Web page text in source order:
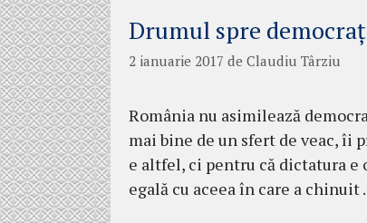
Drumul spre
2 ianuarie 2017 de Claudiu Târziu
România nu asimilează
mai bine de un sfert de veac, îi
e altfel, ci pentru că dictatura e
egală cu aceea în care a chinuit